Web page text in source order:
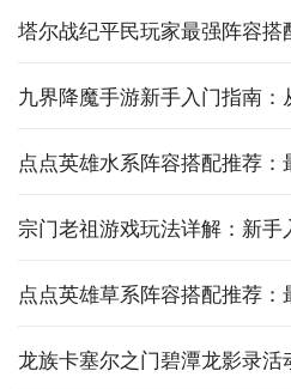
塔尔战纪平民玩家最强阵容搭
九界降魔手游新手入门指南：
点点英雄水系阵容搭配推荐：
宗门老祖游戏玩法详解：新手
点点英雄草系阵容搭配推荐：
龙族卡塞尔之门碧潭龙影录活